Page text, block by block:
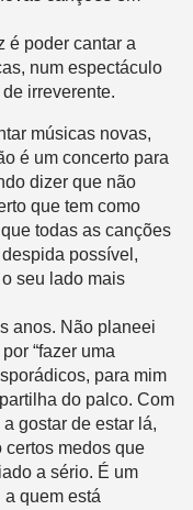
é poder cantar a
num espectáculo
irreverente.
músicas novas,
é um concerto para
dizer que não
que tem como
todas as canções
possível,
seu lado mais
anos. Não planeei
“fazer uma
para mim
do palco. Com
gostar de estar lá,
certos medos que
a sério. É um
quem está